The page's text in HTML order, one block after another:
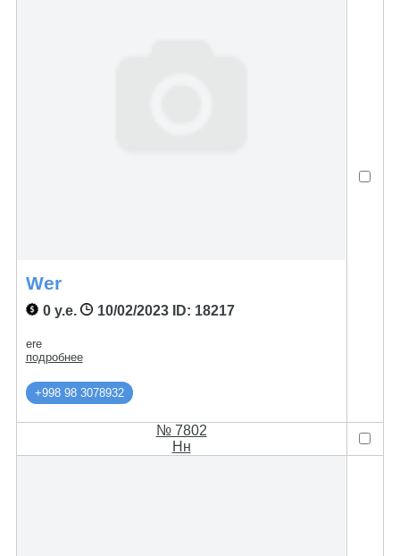
Wer
0 у.е. 10/02/2023ID: 18217
ere
подробнее
+998 98 3078932
№ 7802
Нн